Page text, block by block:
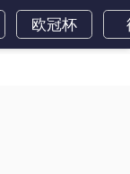
欧冠杯